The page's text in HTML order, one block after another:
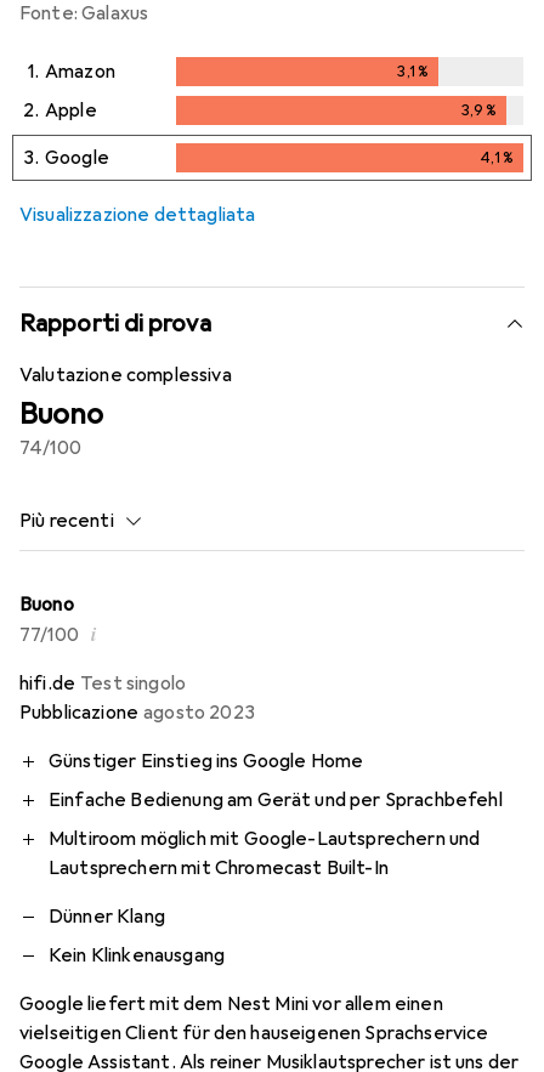
Fonte: Galaxus
1. Amazon 3,1%
2. Apple 3,9%
3,9%
3. Google 4,1%
4,1%
Visualizzazione dettagliata
Rapporti di prova
Valutazione complessiva
Buono
74/100
Più recenti
Buono
77/100 i
hifi.de Test singolo
Pubblicazione agosto 2023
Günstiger Einstieg ins Google Home
Einfache Bedienung am Gerät und per Sprachbefehl
Multiroom möglich mit Google-Lautsprechern und
Lautsprechern mit Chromecast Built-In
Dünner Klang
Kein Klinkenausgang
Google liefert mit dem Nest Mini vor allem einen
vielseitigen Client für den hauseigenen Sprachservice
Google Assistant. Als reiner Musiklautsprecher ist uns der